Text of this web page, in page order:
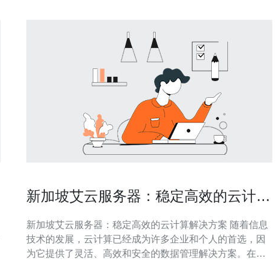
新加坡艾云服务器：稳定高效的云计算
新加坡艾云服务器：稳定高效的云计算解决方案 随着信息
技术的发展，云计算已经成为许多企业和个人的首选，因
为它提供了灵活、高效和安全的数据管理解决方案。在云